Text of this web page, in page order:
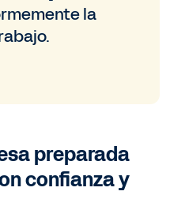
la
preparada
confianza y